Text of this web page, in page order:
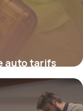
auto tarifs